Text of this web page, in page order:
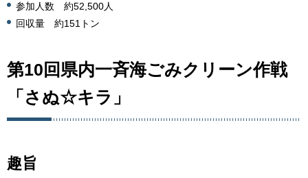
参加人数 約52,500人
回収量 約151トン
第10回県内一斉海ごみクリーン作戦
「さぬ☆キラ」
趣旨